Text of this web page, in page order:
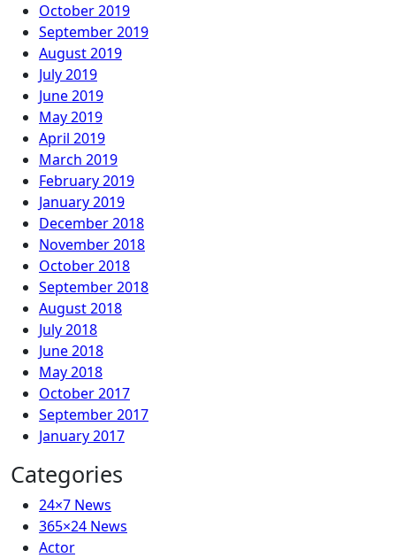
October 2019
September 2019
August 2019
July 2019
June 2019
May 2019
April 2019
March 2019
February 2019
January 2019
December 2018
November 2018
October 2018
September 2018
August 2018
July 2018
June 2018
May 2018
October 2017
September 2017
January 2017
Categories
24×7 News
365×24 News
Actor